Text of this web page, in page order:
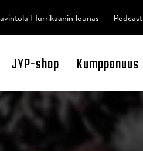
JYP-shop Kumppanuus
Hurrikaanin lounas Podcast